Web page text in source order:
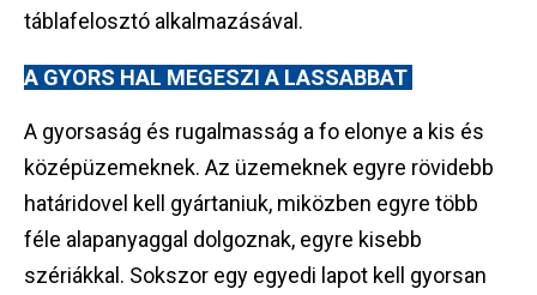
táblafelosztó alkalmazásával.
A GYORS HAL MEGESZI A LASSABBAT
A gyorsaság és rugalmasság a fo elonye a kis és
középüzemeknek. Az üzemeknek egyre rövidebb
határidovel kell gyártaniuk, miközben egyre több
féle alapanyaggal dolgoznak, egyre kisebb
szériákkal. Sokszor egy egyedi lapot kell gyorsan